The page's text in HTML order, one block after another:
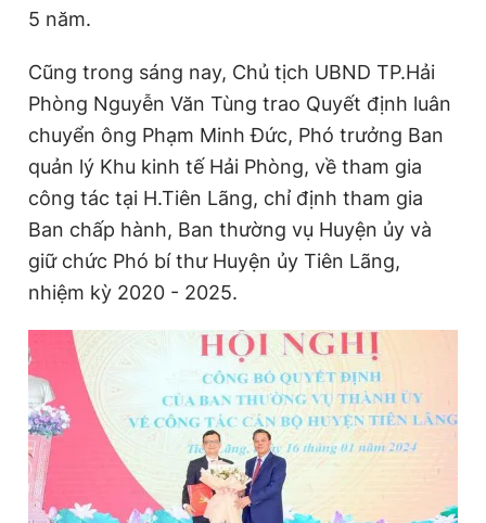
5 năm.
Cũng trong sáng nay, Chủ tịch UBND TP.Hải
Phòng Nguyễn Văn Tùng trao Quyết định luân
chuyển ông Phạm Minh Đức, Phó trưởng Ban
quản lý Khu kinh tế Hải Phòng, về tham gia
công tác tại H.Tiên Lãng, chỉ định tham gia
Ban chấp hành, Ban thường vụ Huyện ủy và
giữ chức Phó bí thư Huyện ủy Tiên Lãng,
nhiệm kỳ 2020 - 2025.